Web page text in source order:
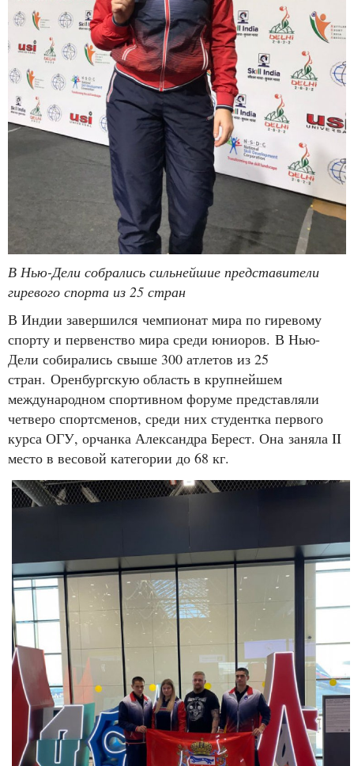
В Нью-Дели собрались сильнейшие представители
гиревого спорта из 25 стран
В Индии завершился чемпионат мира по гиревому
спорту и первенство мира среди юниоров. В Нью-
Дели собирались свыше 300 атлетов из 25
стран. Оренбургскую область в крупнейшем
международном спортивном форуме представляли
четверо спортсменов, среди них студентка первого
курса ОГУ, орчанка Александра Берест. Она заняла II
место в весовой категории до 68 кг.